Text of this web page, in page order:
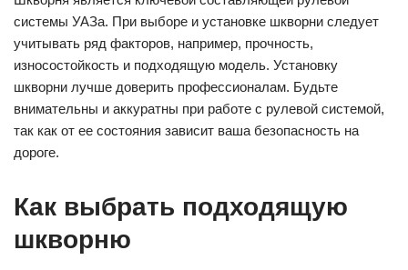
системы УАЗа. При выборе и установке шкворни следует
учитывать ряд факторов, например, прочность,
износостойкость и подходящую модель. Установку
шкворни лучше доверить профессионалам. Будьте
внимательны и аккуратны при работе с рулевой системой,
так как от ее состояния зависит ваша безопасность на
дороге.
Как выбрать подходящую
шкворню